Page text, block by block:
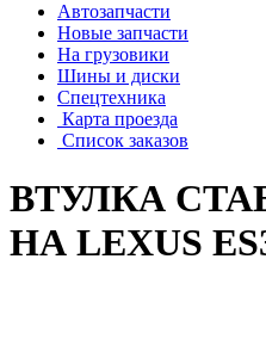
Автозапчасти
Новые запчасти
На грузовики
Шины и диски
Спецтехника
Карта проезда
Список заказов
ВТУЛКА
НА LEXUS